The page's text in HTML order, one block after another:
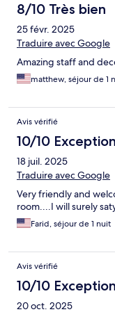
8/10 Très bien
25 févr. 2025
Traduire avec Google
Amazing staff and
matthew, séjour de 1
Avis vérifié
10/10
18 juil. 2025
Traduire avec Google
Very friendly and
room....I will surely
Farid, séjour de 1 nuit
Avis vérifié
10/10
20 oct. 2025